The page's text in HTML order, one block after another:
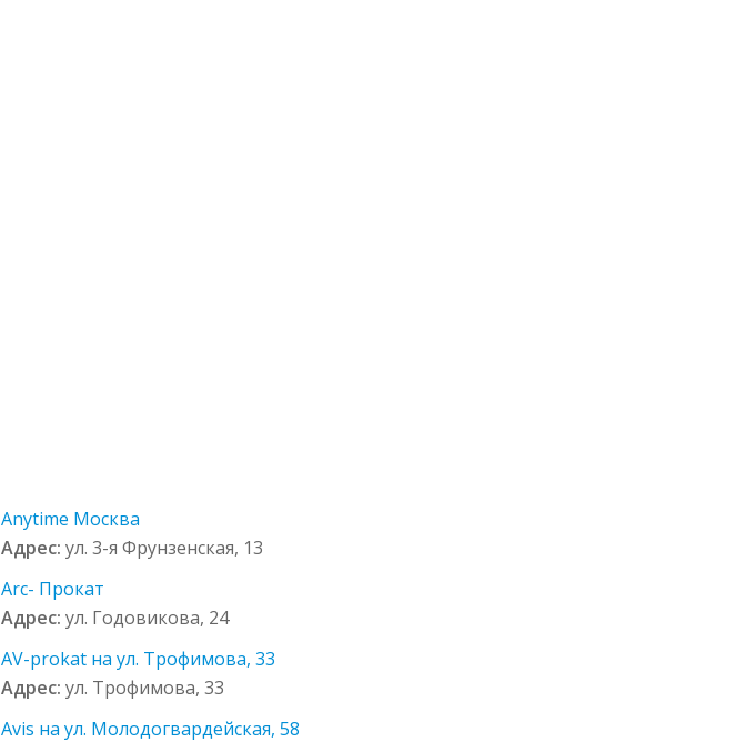
Anytime Москва
Адрес: ул. 3-я Фрунзенская, 13
Arc- Прокат
Адрес: ул. Годовикова, 24
AV-prokat на ул. Трофимова, 33
Адрес: ул. Трофимова, 33
Avis на ул. Молодогвардейская, 58